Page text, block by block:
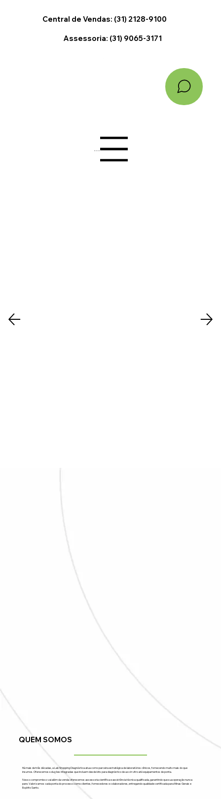
Central de Vendas: (31) 2128-9100
Assessoria: (31) 9065-3171
Menu
QUEM SOMOS
Há mais de três décadas, a Lab Shopping Diagnóstica atua como parceira estratégica de laboratórios clínicos, fornecendo muito mais do que
insumos. Oferecemos soluções integradas que incluem desde kits para diagnóstico de uso in vitro até equipamentos de ponta.
Nosso compromisso vai além da venda: oferecemos assessoria científica e assistência técnica qualificada, garantindo que sua operação nunca
pare. Valorizamos cada ponta do processo como clientes, fornecedores e colaboradores, entregando qualidade certificada para Minas Gerais e
Espírito Santo.